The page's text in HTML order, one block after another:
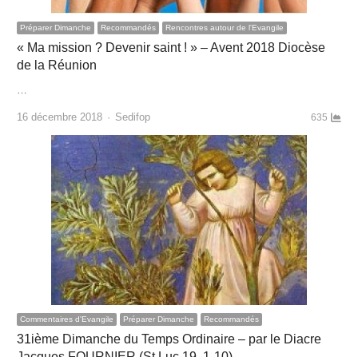
Préparer Dimanche Recommandés Rencontres autour de l'Evangile
« Ma mission ? Devenir saint ! » – Avent 2018 Diocèse
de la Réunion
16 décembre 2018 Author
Sedifop 635
Commentaires d'Evangile Préparer Dimanche Recommandés
31ième Dimanche du Temps Ordinaire – par le Diacre